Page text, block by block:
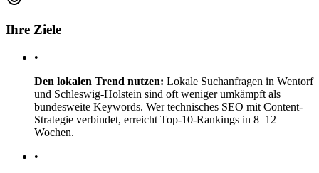
Ihre Ziele
•
Den lokalen Trend nutzen: Lokale Suchanfragen in Wentorf
und Schleswig-Holstein sind oft weniger umkämpft als
bundesweite Keywords. Wer technisches SEO mit Content-
Strategie verbindet, erreicht Top-10-Rankings in 8–12
Wochen.
•